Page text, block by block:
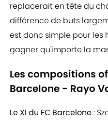
replacerait en tête du
différence de buts
est donc simple pour les
gagner qu'importe la
Les compositions
Barcelone - Rayo
Le XI du FC Barcelone: